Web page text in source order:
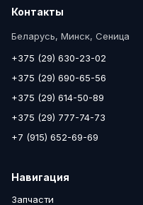
Контакты
Беларусь, Минск, Сеница
+375 (29) 630-23-02
+375 (29) 690-65-56
+375 (29) 614-50-89
+375 (29) 777-74-73
+7 (915) 652-69-69
Навигация
Запчасти